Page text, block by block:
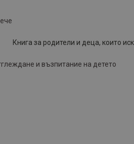
Книга за родители и деца, които
и възпитание на детето